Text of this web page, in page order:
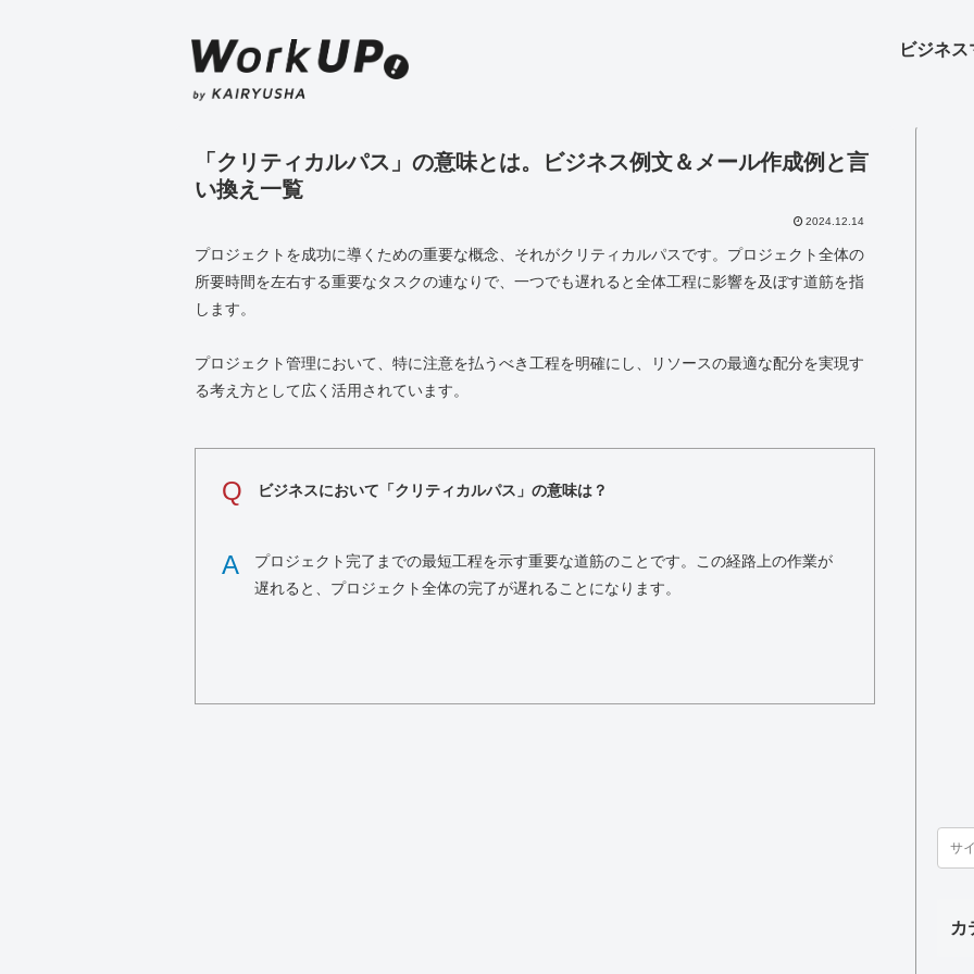
ビジネ
「クリティカルパス」の意味とは。ビジネス例文＆メール作成例と言
い換え一覧
2024.12.14
プロジェクトを成功に導くための重要な概念、それがクリティカルパスです。プロジェクト全体の
所要時間を左右する重要なタスクの連なりで、一つでも遅れると全体工程に影響を及ぼす道筋を指
します。
プロジェクト管理において、特に注意を払うべき工程を明確にし、リソースの最適な配分を実現す
る考え方として広く活用されています。
Q ビジネスにおいて「クリティカルパス」の意味は？
A
プロジェクト完了までの最短工程を示す重要な道筋のことです。この経路上の作業が
遅れると、プロジェクト全体の完了が遅れることになります。
カ